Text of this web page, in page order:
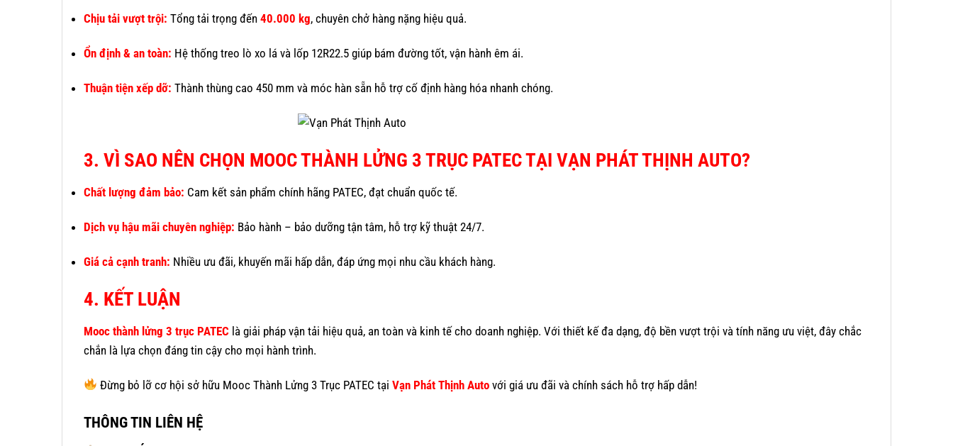
Chịu tải vượt trội: Tổng tải trọng đến 40.000 kg, chuyên chở hàng nặng hiệu quả.
Ổn định & an toàn: Hệ thống treo lò xo lá và lốp 12R22.5 giúp bám đường tốt, vận hành êm ái.
Thuận tiện xếp dỡ: Thành thùng cao 450 mm và móc hàn sẵn hỗ trợ cố định hàng hóa nhanh chóng.
3. VÌ SAO NÊN CHỌN MOOC THÀNH LỬNG 3 TRỤC PATEC TẠI VẠN PHÁT THỊNH AUTO?
Chất lượng đảm bảo: Cam kết sản phẩm chính hãng PATEC, đạt chuẩn quốc tế.
Dịch vụ hậu mãi chuyên nghiệp: Bảo hành – bảo dưỡng tận tâm, hỗ trợ kỹ thuật 24/7.
Giá cả cạnh tranh: Nhiều ưu đãi, khuyến mãi hấp dẫn, đáp ứng mọi nhu cầu khách hàng.
4. KẾT LUẬN
Mooc thành lửng 3 trục PATEC là giải pháp vận tải hiệu quả, an toàn và kinh tế cho doanh nghiệp. Với thiết kế đa dạng, độ bền vượt trội và tính năng ưu việt, đây chắc
chắn là lựa chọn đáng tin cậy cho mọi hành trình.
Đừng bỏ lỡ cơ hội sở hữu Mooc Thành Lửng 3 Trục PATEC tạiVạn Phát Thịnh Auto với giá ưu đãi và chính sách hỗ trợ hấp dẫn!
THÔNG TIN LIÊN HỆ